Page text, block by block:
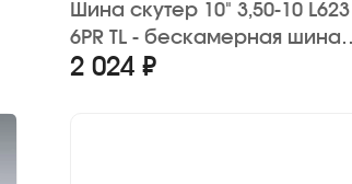
Шина скутер 10" 3,50-10 L623
6PR TL - бескамерная шина
"YONGXIN" (дорожная)
2 024 ₽